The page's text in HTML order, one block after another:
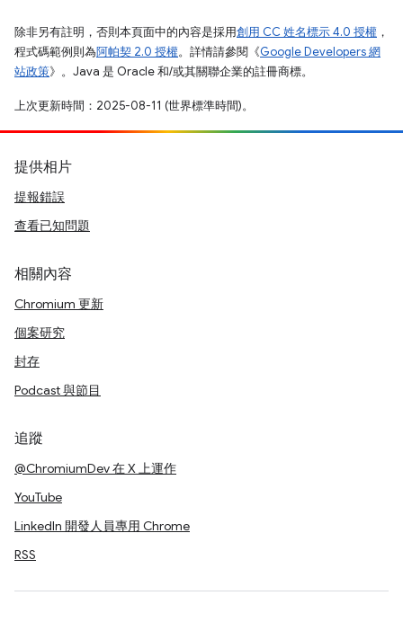
除非另有註明，否則本頁面中的內容是採用創用 CC 姓名標示 4.0 授權 ，
程式碼範例則為阿帕契 2.0 授權。詳情請參閱《Google Developers 網
站政策》。Java 是 Oracle 和/或其關聯企業的註冊商標。
上次更新時間：2025-08-11 (世界標準時間)。
提供相片
提報錯誤
查看已知問題
相關內容
Chromium 更新
個案研究
封存
Podcast 與節目
追蹤
@ChromiumDev 在 X 上運作
YouTube
LinkedIn 開發人員專用 Chrome
RSS